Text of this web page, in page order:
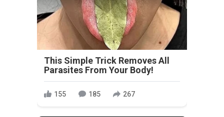
This Simple Trick Removes All
Parasites From Your Body!
155 185 267